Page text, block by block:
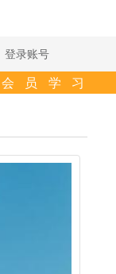
登录账号
员学习